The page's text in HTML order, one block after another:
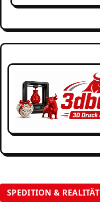
SPEDITION & REALITÄT